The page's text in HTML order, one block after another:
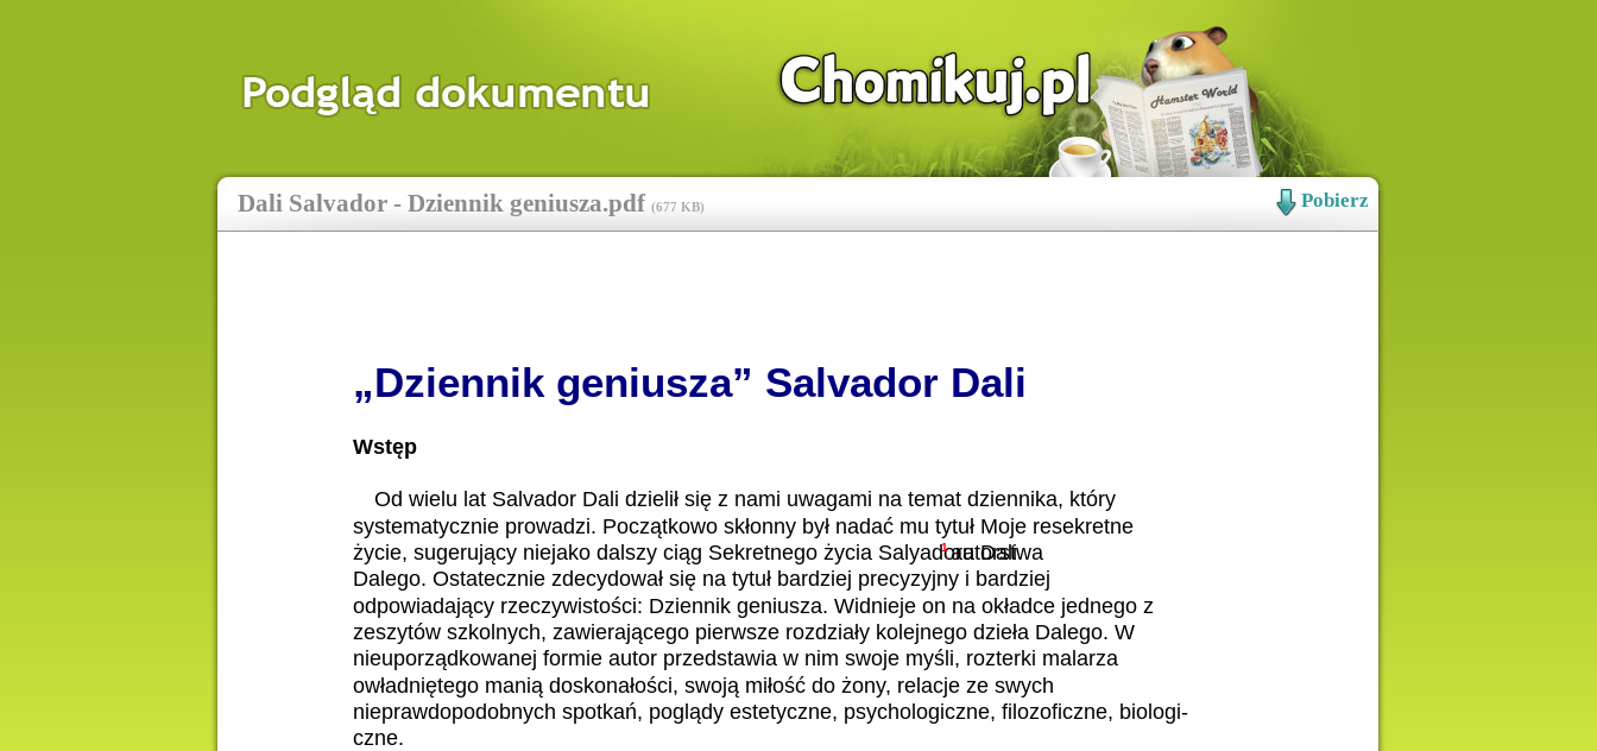
Dali Salvador - Dziennik geniusza.pdf (677 KB) Pobierz
„Dziennik geniusza” Salvador Dali
Wstęp
Od wielu lat Salvador Dali dzielił się z nami uwagami na temat dziennika, który
systematycznie prowadzi. Początkowo skłonny był nadać mu tytuł Moje resekretne
życie, sugerujący niejako dalszy ciąg Sekretnego życia Salyadora Dali
1autorstwa
Dalego. Ostatecznie zdecydował się na tytuł bardziej precyzyjny i bardziej
odpowiadający rzeczywistości: Dziennik geniusza. Widnieje on na okładce jednego z
zeszytów szkolnych, zawierającego pierwsze rozdziały kolejnego dzieła Dalego. W
nieuporządkowanej formie autor przedstawia w nim swoje myśli, rozterki malarza
owładniętego manią doskonałości, swoją miłość do żony, relacje ze swych
nieprawdopodobnych spotkań, poglądy estetyczne, psychologiczne, filozoficzne, biologi-
czne.